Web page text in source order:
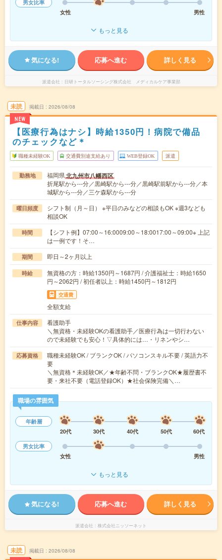
男女比率
女性
男性
もっと見る
気になる! 応募へ進む 詳しく見る
派遣会社 日研トータルソーシング株式会社 メディカルケア事業部
未読
NEW
掲載日 2026/08/08
【医療行為はナシ】時給1350円！病院で備品
のチェックなど＊
職種未経験OK 交通費別途支給あり WEB登録OK 派遣
勤務地 福岡県北九州市八幡西区
折尾駅から---分／黒崎駅から---分／黒崎駅前駅から---分／本
城駅から---分／三ケ森駅から---分
曜日頻度
シフト制（月～日） ※平日のみなどの相談もOK ※週3なども
相談OK
時間
【シフト例】07:00～16:0009:00～18:0017:00～09:00※ 上記
は一例です！そ…
期間 即日～2ヶ月以上
時給
無資格の方：時給1350円～1687円 / 介護福祉士：時給1650
円～2062円 / 初任者以上：時給1450円～1812円
交通費
全額支給
仕事内容
看護助手
＼無資格・未経験OKの看護助手／医療行為は一切行わない
ので未経験でも安心！▽具体的には…・リネンやシ…
応募資格
職種未経験OK / ブランクOK / パソコンスキル不要 / 英語力不
要
＼無資格＊未経験OK／★年齢不問・ブランクOK★履歴書不
要・来社不要（電話登録OK）★社会保険完備＼…
職場の雰囲気
年齢層
20代
30代 40代 50代
60代
男女比率
女性
男性
もっと見る
気になる! 応募へ進む 詳しく見る
派遣会社 株式会社ニッソーネット
未読 掲載日 2026/08/08